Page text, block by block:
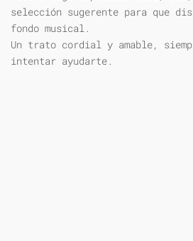
selección sugerente para que
fondo musical.
Un trato cordial y amable,
intentar ayudarte.